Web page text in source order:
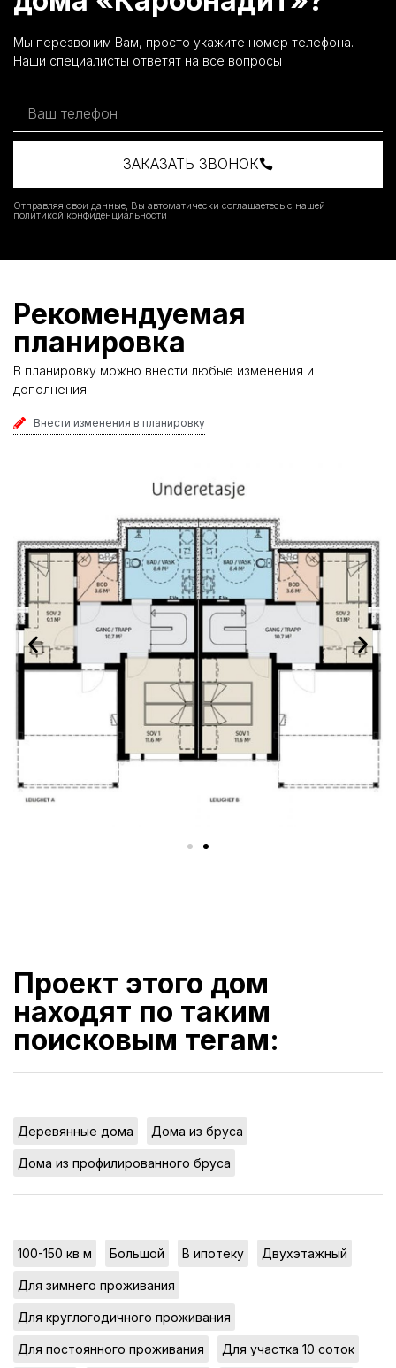
Мы перезвоним Вам, просто укажите номер телефона.
Наши специалисты ответят на все вопросы
ЗАКАЗАТЬ ЗВОНОК
Отправляя свои данные, Вы автоматически соглашаетесь с нашей
политикой конфиденциальности
Рекомендуемая
планировка
В планировку можно внести любые изменения и
дополнения
Внести изменения в планировку
Проект этого дом
находят по таким
поисковым тегам:
Деревянные дома Дома из бруса
Дома из профилированного бруса
100-150 кв м Большой В ипотеку Двухэтажный
Для зимнего проживания
Для круглогодичного проживания
Для постоянного проживания Для участка 10 соток